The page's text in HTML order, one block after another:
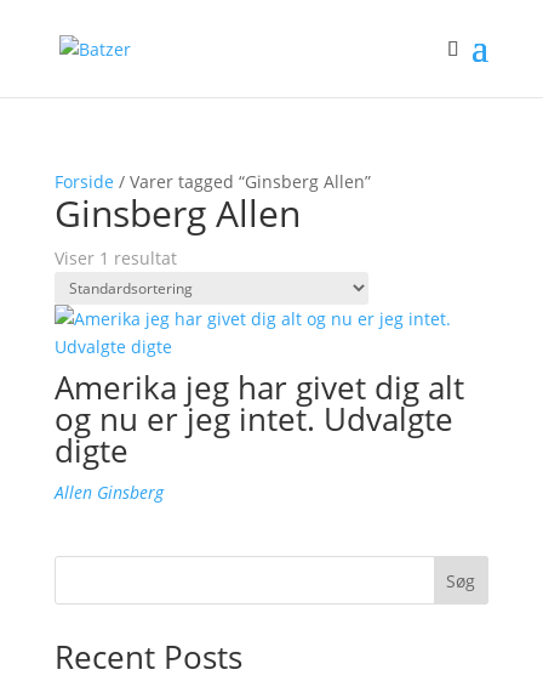
Forside / Varer tagged “Ginsberg Allen”
Ginsberg Allen
Viser 1 resultat
Amerika jeg har givet dig alt
og nu er jeg intet. Udvalgte
digte
Allen Ginsberg
Søg
Recent Posts